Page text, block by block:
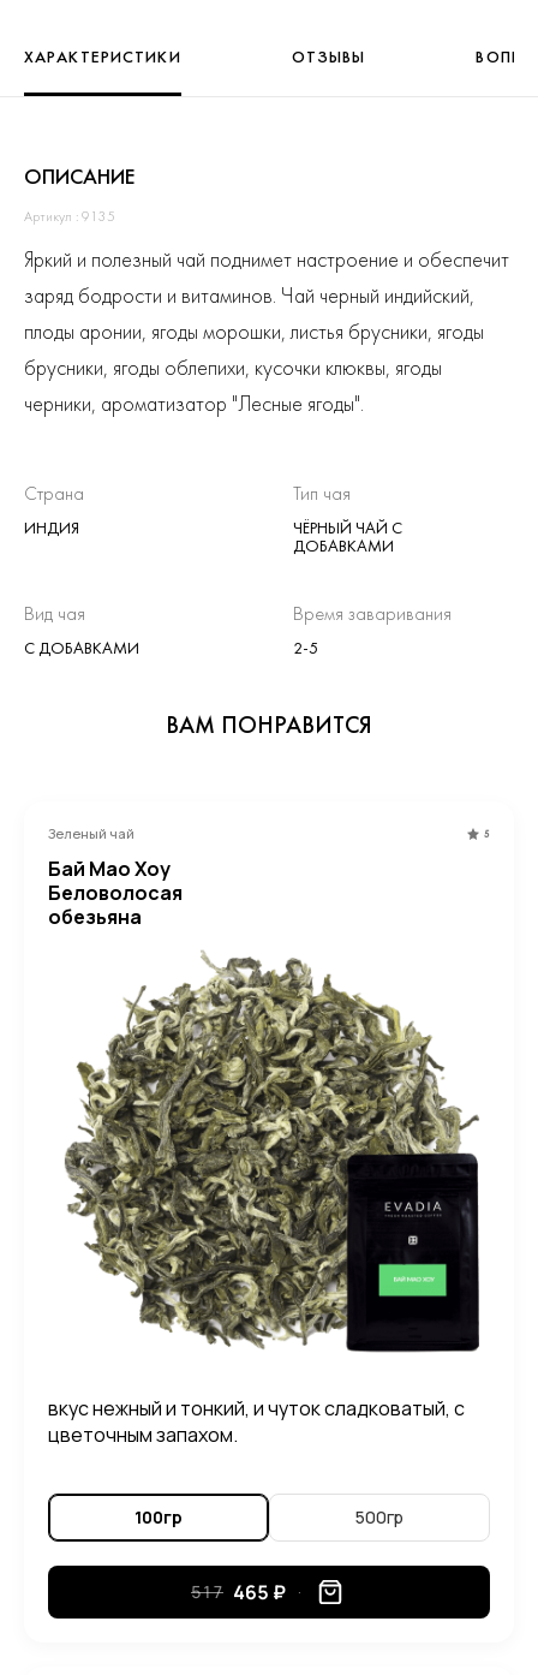
ХАРАКТЕРИСТИКИ ОТЗЫВЫ
ОПИСАНИЕ
Артикул : 9135
Яркий и полезный чай поднимет настроение и обеспечит
заряд бодрости и витаминов. Чай черный индийский,
плоды аронии, ягоды морошки, листья брусники, ягоды
брусники, ягоды облепихи, кусочки клюквы, ягоды
черники, ароматизатор "Лесные ягоды".
Страна
ИНДИЯ
Тип чая
ЧЁРНЫЙ ЧАЙ С
ДОБАВКАМИ
Вид чая
С ДОБАВКАМИ
Время заваривания
2-5
ВАМ ПОНРАВИТСЯ
Зеленый чай 5
Бай Мао Хоу
Беловолосая
обезьяна
вкус нежный и тонкий, и чуток сладковатый, с
цветочным запахом.
100гр 500гр
517 465 ₽